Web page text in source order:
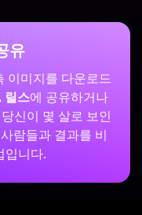
유
이미지를 다운로드
릴스에 공유하거나
신이 몇 살로 보인
람들과 결과를 비
입니다.